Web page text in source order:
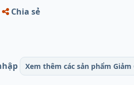
Chia sẻ
Xem thêm các sản phẩm Giảm